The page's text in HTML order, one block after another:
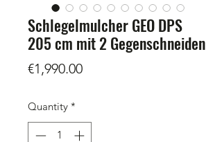
Schlegelmulcher GEO DPS
205 cm mit 2 Gegenschneiden
€1,990.00Price
Quantity *